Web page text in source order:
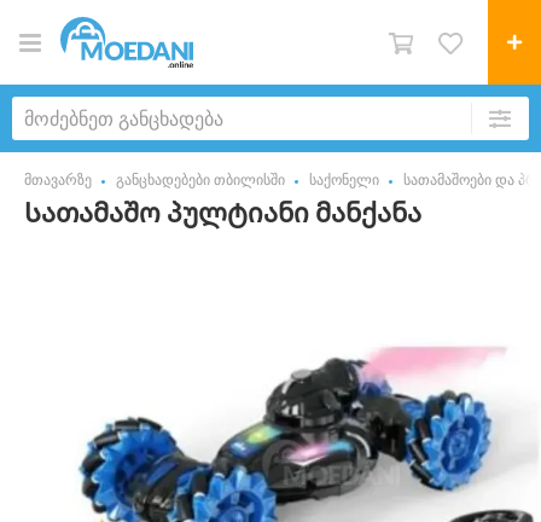
მთავარზე განცხადებები თბილისში საქონელი სათამაშოები და
Სათამაშო პულტიანი მანქანა